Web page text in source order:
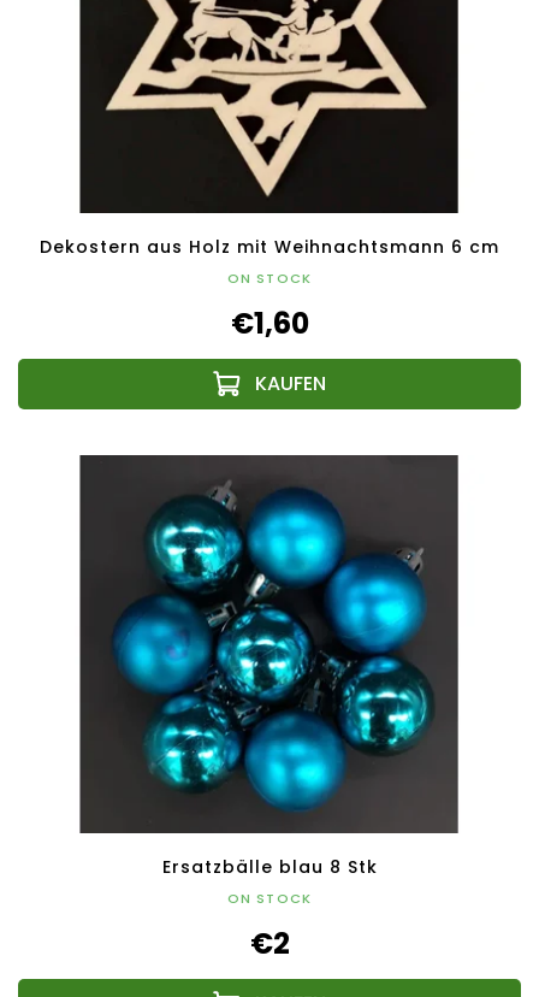
Dekostern aus Holz mit Weihnachtsmann 6 cm
ON STOCK
€1,60
Ersatzbälle blau 8 Stk
ON STOCK
€2